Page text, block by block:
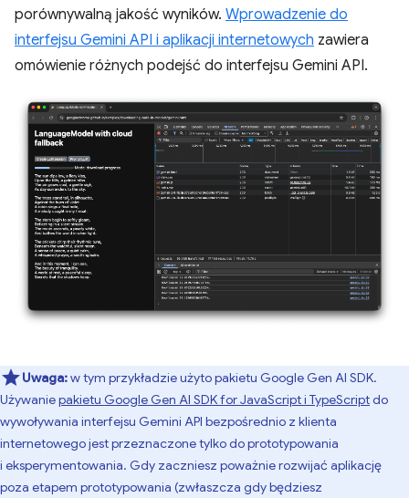
porównywalną jakość wyników. Wprowadzenie do
interfejsu Gemini API i aplikacji internetowych zawiera
omówienie różnych podejść do interfejsu Gemini API.
Uwaga:w tym przykładzie użyto pakietu Google Gen AI SDK.
Używaniepakietu Google Gen AI SDK for JavaScript i TypeScriptdo
wywoływania interfejsu Gemini API bezpośrednio z klienta
internetowego jest przeznaczone tylko do prototypowania
i eksperymentowania. Gdy zaczniesz poważnie rozwijać aplikację
poza etapem prototypowania (zwłaszcza gdy będziesz